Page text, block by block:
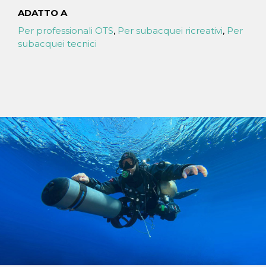
ADATTO A
Per professionali OTS, Per subacquei ricreativi, Per
subacquei tecnici